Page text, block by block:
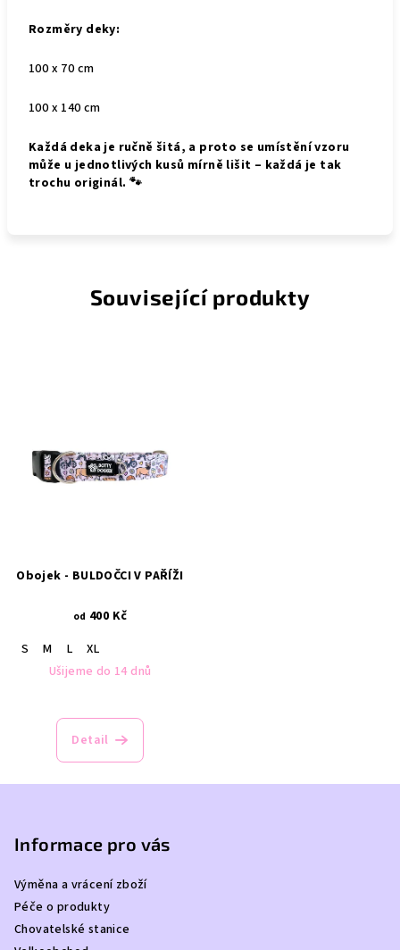
Rozměry deky:
100 x 70 cm
100 x 140 cm
Každá deka je ručně šitá, a proto se umístění vzoru
může u jednotlivých kusů mírně lišit – každá je tak
trochu originál. 🐾
Související produkty
Obojek - BULDOČCI V PAŘÍŽI
od 400 Kč
S
M L
XL
Ušijeme do 14 dnů
Detail
Informace pro vás
Výměna a vrácení zboží
Péče o produkty
Chovatelské stanice